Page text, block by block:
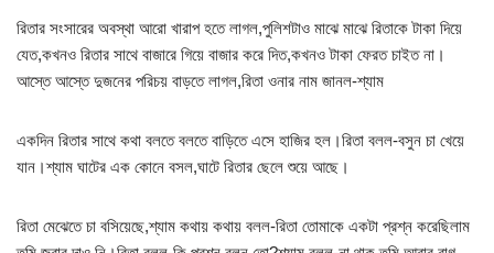
রিতার সংসারের অবস্থা আরো খারাপ হতে লাগল,পুলিশটাও মাঝে মাঝে রিতাকে টাকা দিয়ে
যেত,কখনও রিতার সাথে বাজারে গিয়ে বাজার করে দিত,কখনও টাকা ফেরত চাইত না।
আস্তে আস্তে দুজনের পরিচয় বাড়তে লাগল,রিতা ওনার নাম জানল-শ্যাম
একদিন রিতার সাথে কথা বলতে বলতে বাড়িতে এসে হাজির হল।রিতা বলল-বসুন চা খেয়ে
যান।শ্যাম ঘাটের এক কোনে বসল,ঘাটে রিতার ছেলে শুয়ে আছে।
রিতা মেঝেতে চা বসিয়েছে,শ্যাম কথায় কথায় বলল-রিতা তোমাকে একটা প্রশ্ন করেছিলাম